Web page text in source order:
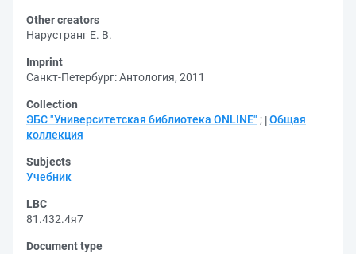
Other creators
Нарустранг Е. В.
Imprint
Санкт-Петербург: Антология, 2011
Collection
ЭБС "Университетская библиотека ONLINE" ; Общая
коллекция
Subjects
Учебник
LBC
81.432.4я7
Document type